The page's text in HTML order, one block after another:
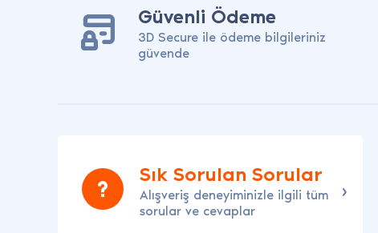
Güvenli Ödeme
3D Secure ile ödeme bilgileriniz
güvende
Sık Sorulan Sorular
Alışveriş deneyiminizle ilgili tüm
sorular ve cevaplar